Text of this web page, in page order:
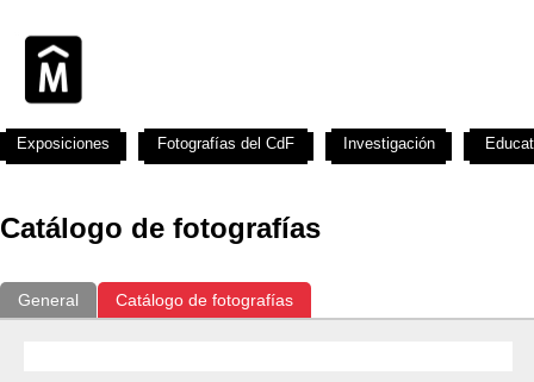
Catálogo de fotografías
General Catálogo de fotografías
Exposiciones Fotografías del CdF Investigación